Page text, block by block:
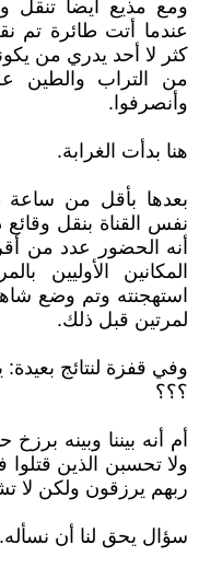
ومع مذيع أيضاً تنقل
عندما أتت طائرة تم
كثر لا أحد يدري من
من التراب والطين
وأنصرفوا.
هنا بدأت الغرابة.
بعدها بأقل من ساعة
نفس القناة بنقل
أنه الحضور عدد من
المكانين الأوليين
استهجنته وتم وضع
لمرتين قبل ذلك.
وفي قفزة لنتائج
؟؟؟
أم أنه بيننا وبينه
ولا تحسبن الذين قتلوا
ربهم يرزقون ولكن لا
سؤال يحق لنا أن نسأله.